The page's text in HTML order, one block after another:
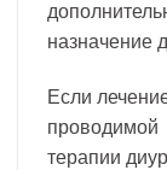
назначение
Если
проводимой
терапии